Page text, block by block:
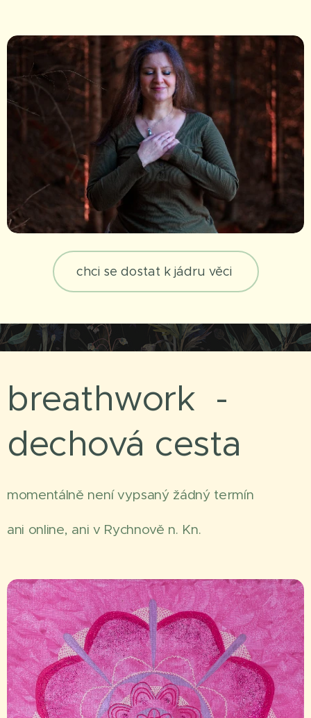
chci se dostat k jádru věci
breathwork -
dechová cesta
momentálně není vypsaný žádný termín
ani online, ani v Rychnově n. Kn.